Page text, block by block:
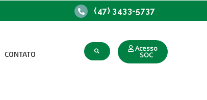
(47) 3433-5737
CONTATO
Acesso
SOC